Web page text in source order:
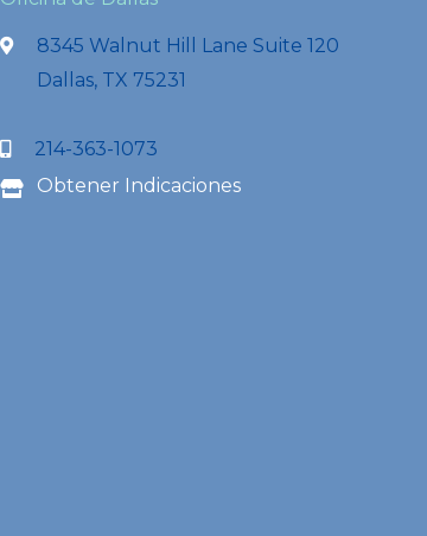
8345 Walnut Hill Lane Suite 120
Dallas, TX 75231
214-363-1073
Obtener Indicaciones